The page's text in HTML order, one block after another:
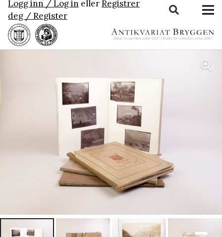
Logg inn / Log in ellerRegistrer
deg / Register